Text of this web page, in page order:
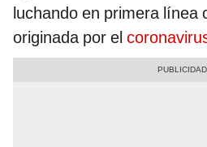
luchando en primera línea
originada por el